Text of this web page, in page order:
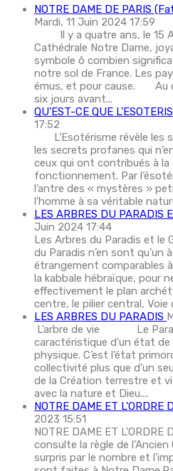
NOTRE DAME DE PARIS
Mardi, 11 Juin 2024 17:59
Il y a quatre ans, le 15
Cathédrale Notre Dame,
symbole ô combien
notre sol de France. Les
émus, et pour cause. Au
six jours avant...
QU'EST-CE QUE
17:52
L’Esotérisme révèle les
les secrets profanes qui
ceux qui ont contribués à la
fonctionnement. Par
l’antre des « mystères »
l’homme à sa véritable
LES ARBRES DU PARADIS
Juin 2024 17:44
Les Arbres du Paradis et
du Paradis n’en sont qu’un
étrangement comparables
la kabbale hébraïque, pour
effectivement le plan
centre, le pilier central, Voie
LES ARBRES DU PARADIS
L’arbre de vie Le
caractéristique d’un état
physique. C’est l’état
collectivité plus que d’un
de la Création terrestre et
avec la nature et Dieu....
NOTRE DAME ET L'ORDRE
2023 15:51
NOTRE DAME ET
consulte la règle de
surpris par le nombre et